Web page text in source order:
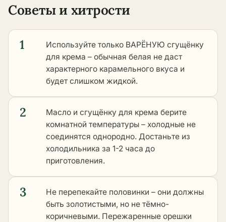
Советы и хитрости
1
Используйте только ВАРЁНУЮ сгущёнку
для крема – обычная белая не даст
характерного карамельного вкуса и
будет слишком жидкой.
2
Масло и сгущёнку для крема берите
комнатной температуры – холодные не
соединятся однородно. Достаньте из
холодильника за 1-2 часа до
приготовления.
3
Не перепекайте половинки – они должны
быть золотистыми, но не тёмно-
коричневыми. Пережаренные орешки